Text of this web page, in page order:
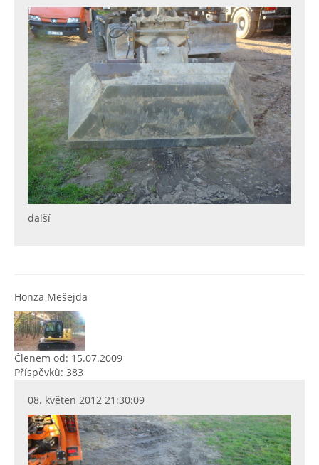
další
Honza Mešejda
Členem od: 15.07.2009
Příspěvků: 383
08. květen 2012 21:30:09